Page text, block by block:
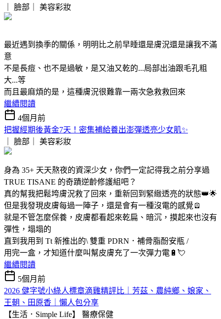
｜ 臉部｜ 美容彩妝
最近遇到換季的關係，明明比之前早睡還是膚況還是讓我不滿
意
不是長痘、也不是過敏，是又油又乾的...局部出油跟毛孔粗
大...等
而且最麻煩的是，這種膚況很難靠一兩次急救救回來
繼續閱讀
4個月前
把握經期後黃金7天！密集補給養出澎彈透亮少女肌✨
｜ 臉部｜ 美容彩妝
身為 35+ 天天熬夜的資深少女，你們一定記得我之前分享過
TRUE TISANE 的奇蹟逆齡修護組吧？
真的幫我把鬆垮膚況救了回來，重新回到緊緻透亮的狀態👑🌟
但是我發現皮膚每過一陣子，還是會有一種沒電的感覺🪫
就是不管怎麼保養，皮膚都看起來乾扁、暗沉，摸起來也沒有
彈性，塌塌的
直到我用到 Tt 新推出的\ 雙重 PDRN．補骨脂酚安瓶 /
用完一盒，才知道什麼叫幫皮膚充了一次彈力電🔋💘
繼續閱讀
5個月前
2026 健字號小綠人標章滴雞精評比｜芳茲、農純鄉、娘家、
王朝、田原香｜懶人包分享
【生活．Simple Life】 醫療保健